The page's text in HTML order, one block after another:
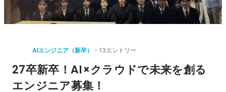
AIエンジニア（新卒） 13エントリー
27卒新卒！AI×クラウドで未来を創る
エンジニア募集！